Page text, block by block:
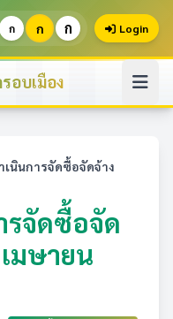
ก ก ก Login
อบเมือง
นินการจัดซื้อจัดจ้าง
รจัดซื้อจัด
มษายน